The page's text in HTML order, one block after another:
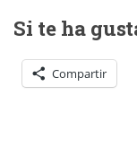
Si te ha
Compartir